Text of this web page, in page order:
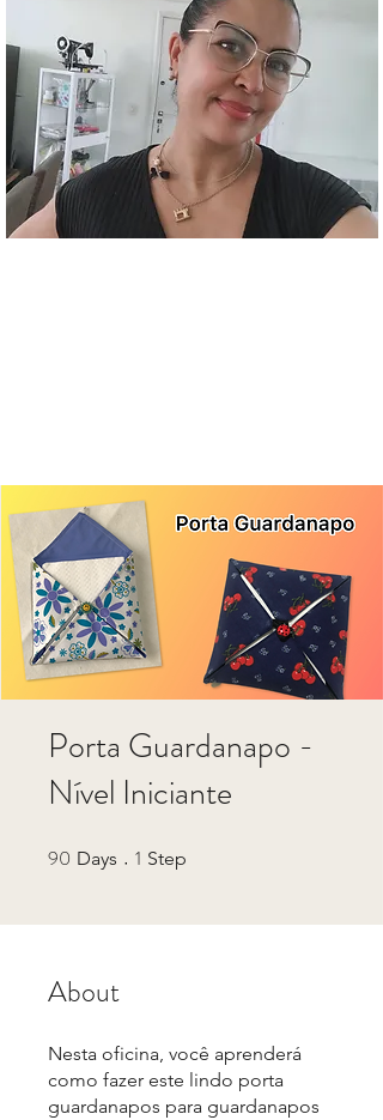
Porta Guardanapo -
Nível Iniciante
90 Days 90 Days
1 Step
About
Nesta oficina, você aprenderá
como fazer este lindo porta
guardanapos para guardanapos